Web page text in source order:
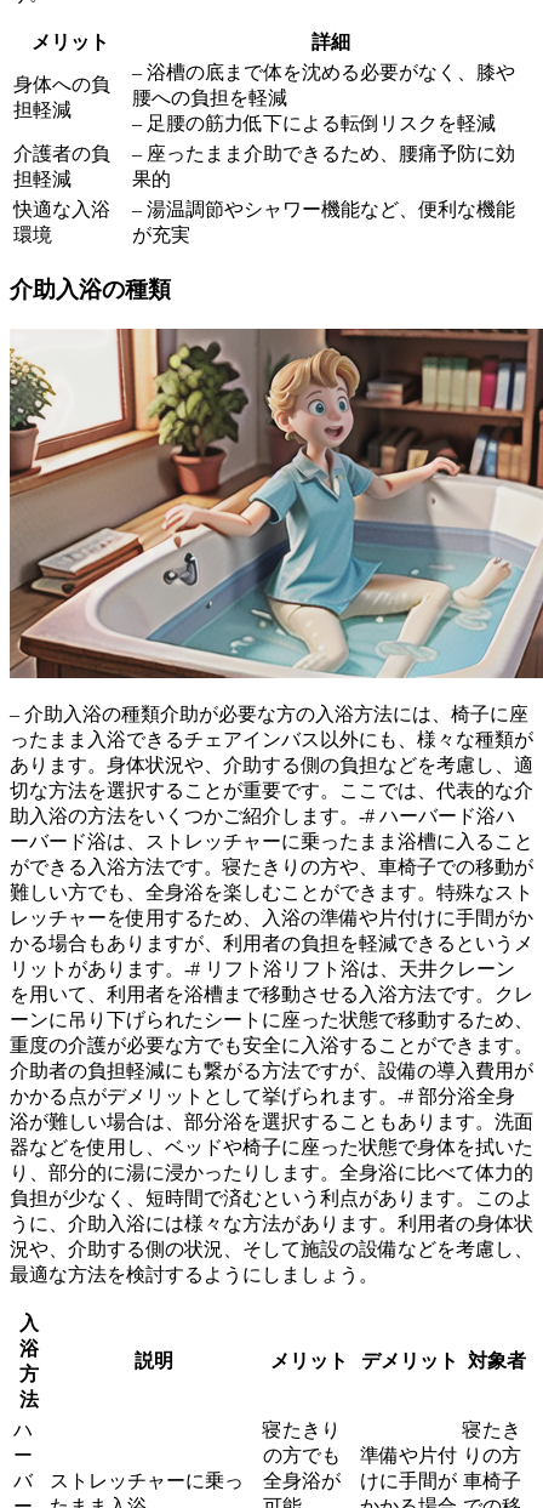
メリット 詳細
身体への負
担軽減
– 浴槽の底まで体を沈める必要がなく、膝や
腰への負担を軽減
– 足腰の筋力低下による転倒リスクを軽減
介護者の負
担軽減
– 座ったまま介助できるため、腰痛予防に効
果的
快適な入浴
環境
– 湯温調節やシャワー機能など、便利な機能
が充実
介助入浴の種類
– 介助入浴の種類介助が必要な方の入浴方法には、 椅子に座
ったまま入浴できるチェアインバス以外にも、様々な種類が
あります。身体状況や、介助する側の負担などを考慮し、適
切な方法を選択することが重要です。ここでは、代表的な介
助入浴の方法をいくつかご紹介します。-# ハーバード浴ハ
ーバード浴は、
ストレッチャーに乗ったまま浴槽に入ること
ができる 入浴方法です。寝たきりの方や、車椅子での移動が
難しい方でも、全身浴を楽しむことができます。特殊なスト
レッチャーを使用するため、入浴の準備や片付けに手間がか
かる場合もありますが、利用者の負担を軽減できるというメ
リットがあります。-# リフト浴リフト浴は、 天井クレーン
を用いて、利用者を浴槽まで移動させる入浴方法です。クレ
ーンに吊り下げられたシートに座った状態で移動するため、
重度の介護が必要な方でも安全に入浴することができます。
介助者の負担軽減にも繋がる方法ですが、設備の導入費用が
かかる点がデメリットとして挙げられます。-# 部分浴全身
浴が難しい場合は、部分浴を選択することもあります。洗面
器などを使用し、ベッドや椅子に座った状態で身体を拭いた
り、部分的に湯に浸かったりします。全身浴に比べて体力的
負担が少なく、短時間で済むという利点があります。このよ
うに、介助入浴には様々な方法があります。利用者の身体状
況や、介助する側の状況、そして施設の設備などを考慮し、
最適な方法を検討する ようにしましょう。
入
浴
方
法
説明 メリット デメリット 対象者
ハ
ー
バ
ストレッチャーに乗っ
寝たきり
の方でも
全身浴が
準備や片付
けに手間が
寝たき
りの方
車椅子